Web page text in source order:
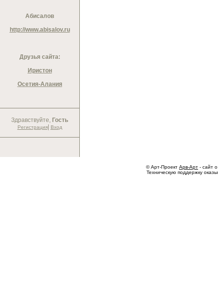
Абисалов
http://www.abisalov.ru
Друзья сайта:
Иристон
Осетия-Алания
Здравствуйте, Гость
Регистрация| Вход
© Арт-Проект Арв-Арт - сайт
Техническую поддержку